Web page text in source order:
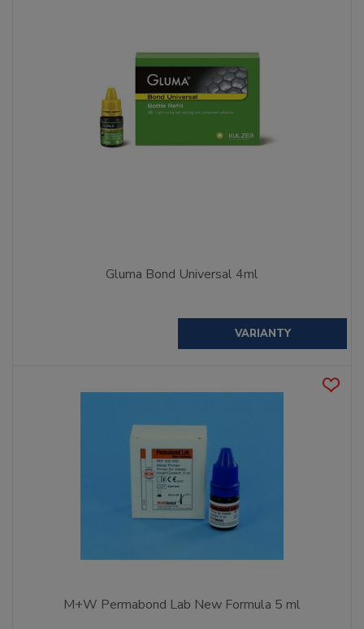
Gluma Bond Universal 4ml
VARIANTY
M+W Permabond Lab New Formula 5 ml